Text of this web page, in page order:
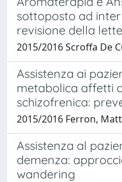
sottoposto ad
revisione della
2015/2016 Scroffa De
Assistenza ai
metabolica affetti
schizofrenica:
2015/2016 Ferron,
Assistenza al
demenza:
wandering